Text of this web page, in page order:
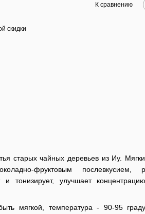
К сравнению
скидки
старых чайных деревьев из Иу.
фруктовым послевкусием,
тонизирует, улучшает
мягкой, температура - 90-95